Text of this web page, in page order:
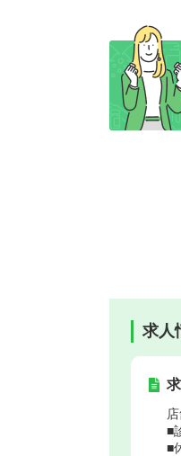
求人
■
■